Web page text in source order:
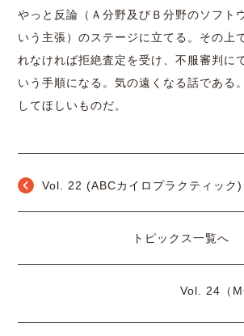
やっと 反論（Ａ分野及びＢ分野のソフト
いう主張）のステージに立てる。その上
れなければ拒絶査定を受け、不服審判に
いう手順になる。気の遠くなる話である
してほしいものだ。
Vol. 22 (ABCカイロプラクティック)
トピックス一覧へ
Vol. 24（